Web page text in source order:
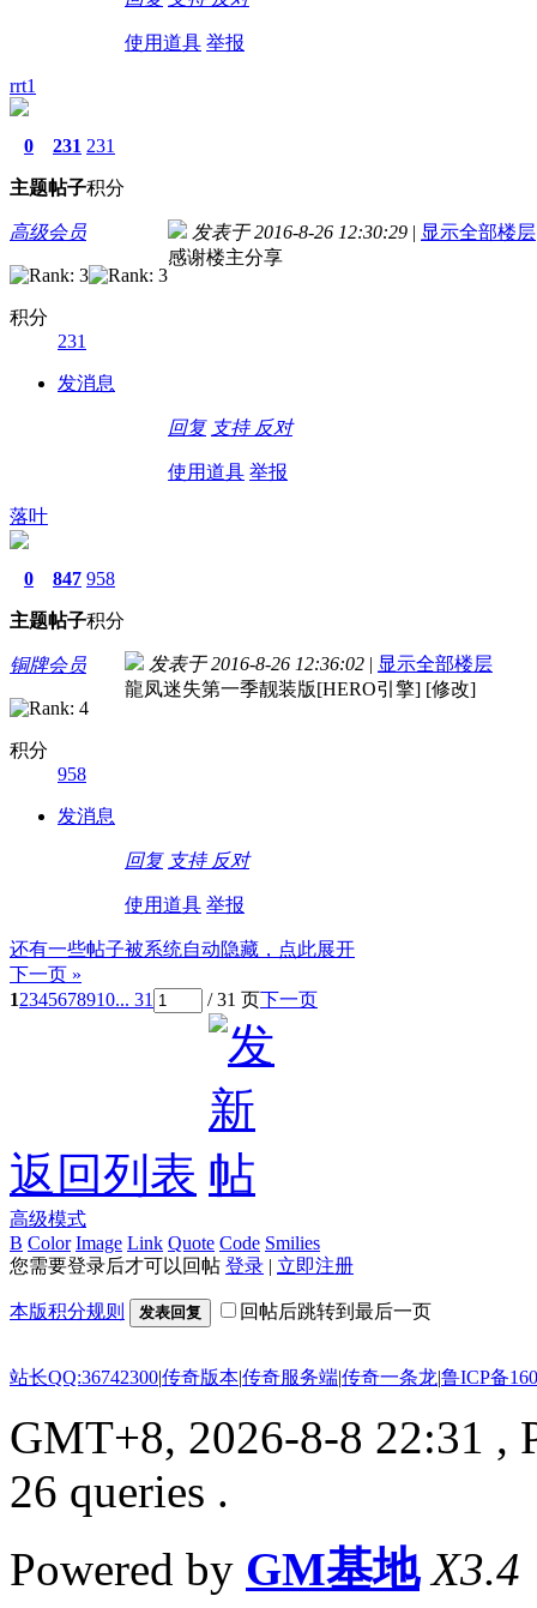
使用道具 举报
rrt1
0
主题
231
帖子
231
积分
高级会员
积分
231
发消息
发表于 2016-8-26 12:30:29 | 显示全部楼层
感谢楼主分享
回复 支持 反对
使用道具 举报
落叶
0
主题
847
帖子
958
积分
铜牌会员
积分
958
发消息
发表于 2016-8-26 12:36:02 | 显示全部楼层
龍凤迷失第一季靓装版[HERO引擎] [修改]
回复 支持 反对
使用道具 举报
还有一些帖子被系统自动隐藏，点此展开
下一页 »
12345678910... 31 / 31 页下一页
返回列表
高级模式
B Color Image Link Quote Code Smilies
您需要登录后才可以回帖 登录 | 立即注册
本版积分规则 发表回复 回帖后跳转到最后一页
站长QQ:36742300|传奇版本|传奇服务端|传奇一条龙|鲁ICP备
GMT+8, 2026-8-8 22:31 ,
26 queries .
Powered by GM基地 X3.4